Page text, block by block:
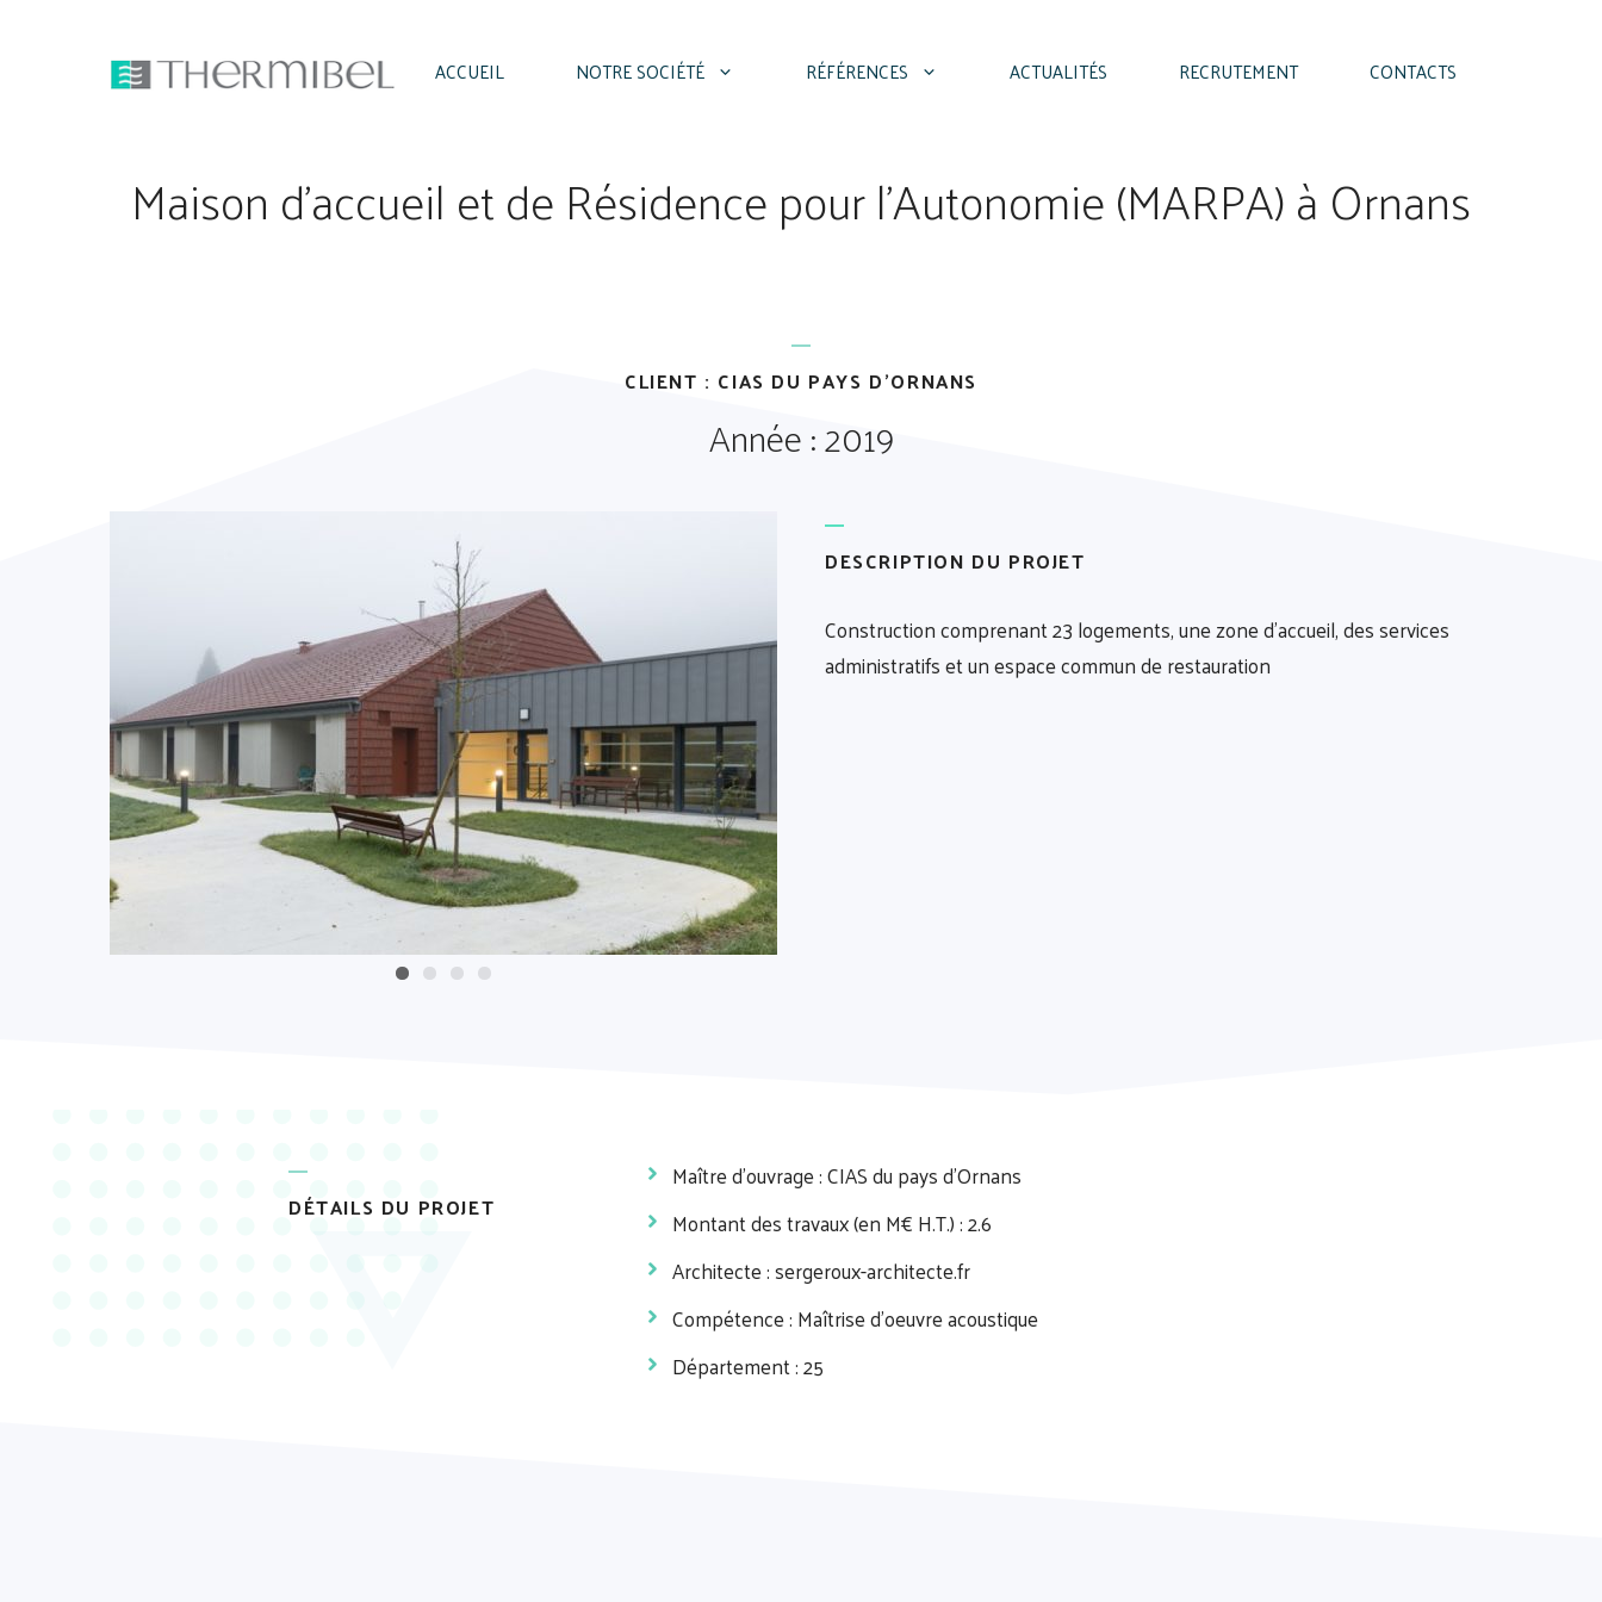
ACCUEIL NOTRE SOCIÉTÉ RÉFÉRENCES ACTUALITÉS RECRUTEMENT CONTACTS
Maison d’accueil et de Résidence pour l’Autonomie (MARPA) à Ornans
CLIENT : CIAS DU PAYS D'ORNANS
Année : 2019
DESCRIPTION DU PROJET
Construction comprenant 23 logements, une zone d'accueil, des services
administratifs et un espace commun de restauration
DÉTAILS DU PROJET
Maître d'ouvrage : CIAS du pays d'Ornans
Montant des travaux (en M€ H.T.) : 2.6
Architecte :sergeroux-architecte.fr
Compétence : Maîtrise d'oeuvre acoustique
Département : 25